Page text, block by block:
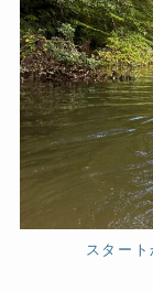
スター